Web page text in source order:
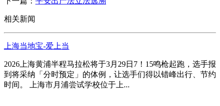
相关新闻
上海当地宝-爱上当
2026上海黄浦半程马拉松将于3月29日7！15鸣枪起跑，选手报
到将采纳「分时预定」的体例，让选手们得以错峰出行、节约
时间。 上海市月浦尝试学校位于上...